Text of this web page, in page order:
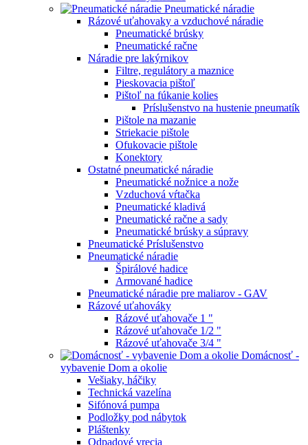
Pneumatické náradie
Rázové uťahovaky a vzduchové náradie
Pneumatické brúsky
Pneumatické račne
Náradie pre lakýrnikov
Filtre, regulátory a maznice
Pieskovacia pištoľ
Pištoľ na fúkanie kolies
Príslušenstvo na hustenie pneumatík
Pištole na mazanie
Striekacie pištole
Ofukovacie pištole
Konektory
Ostatné pneumatické náradie
Pneumatické nožnice a nože
Vzduchová vŕtačka
Pneumatické kladivá
Pneumatické račne a sady
Pneumatické brúsky a súpravy
Pneumatické Príslušenstvo
Pneumatické náradie
Špirálové hadice
Armované hadice
Pneumatické náradie pre maliarov - GAV
Rázové uťahováky
Rázové uťahovače 1 "
Rázové uťahovače 1/2 "
Rázové uťahovače 3/4 "
Domácnosť -
vybavenie Dom a okolie
Vešiaky, háčiky
Technická vazelína
Sifónová pumpa
Podložky pod nábytok
Pláštenky
Odpadové vrecia